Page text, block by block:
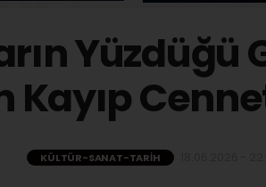
Kayıp
KÜLTÜR-SANAT-TARIH